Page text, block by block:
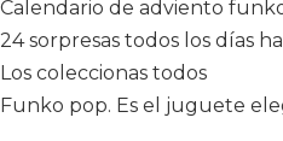
Calendario de adviento
24 sorpresas todos los días
Los coleccionas todos
Funko pop. Es el juguete